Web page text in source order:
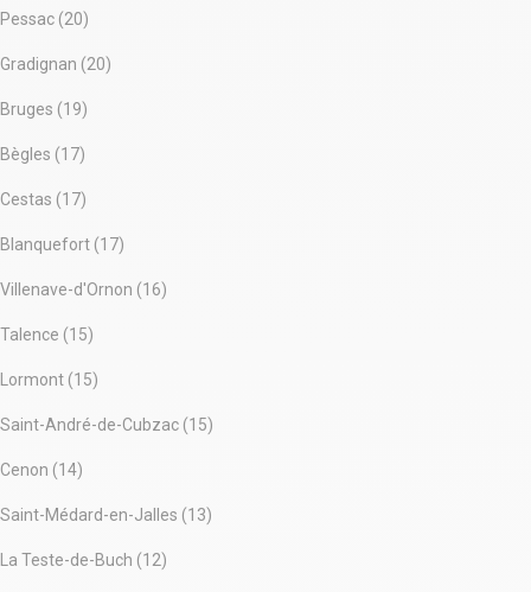
Pessac (20)
Gradignan (20)
Bruges (19)
Bègles (17)
Cestas (17)
Blanquefort (17)
Villenave-d'Ornon (16)
Talence (15)
Lormont (15)
Saint-André-de-Cubzac (15)
Cenon (14)
Saint-Médard-en-Jalles (13)
La Teste-de-Buch (12)